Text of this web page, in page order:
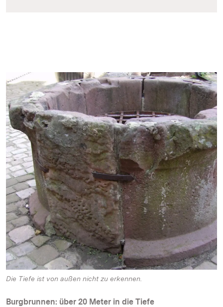
Die Tiefe ist von außen nicht zu erkennen.
Burgbrunnen: über 20 Meter in die Tiefe